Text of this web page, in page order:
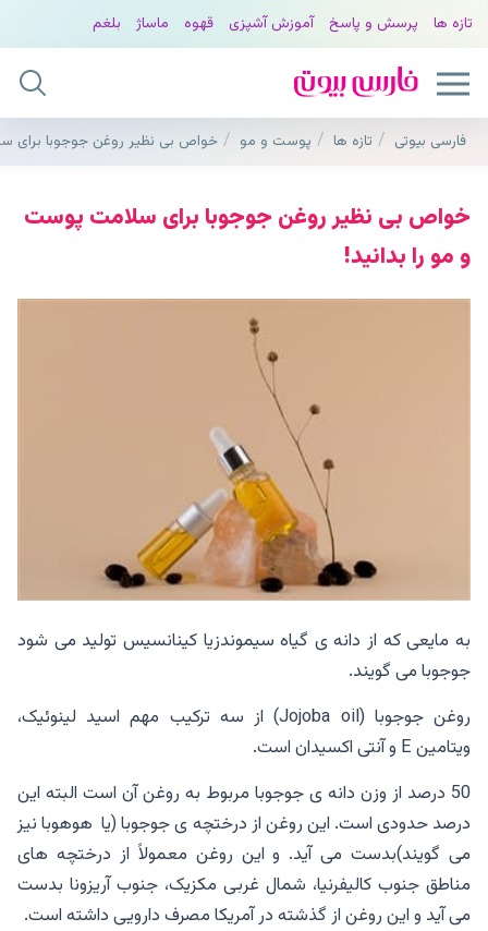
تازه ها پرسش و پاسخ آموزش آشپزی قهوه ماساژ بلغم
فارسی بیوتی تازه ها پوست و مو خواص بی نظیر روغن جوجوبا برای
خواص بی نظیر روغن جوجوبا برای سلامت پوست
و مو را بدانید!
به مایعی که از دانه ی گیاه سیموندزیا کینانسیس تولید می شود
جوجوبا می گویند.
روغن جوجوبا (Jojoba oil) از سه ترکیب مهم اسید لینوئیک،
ویتامین E و آنتی اکسیدان است.
50 درصد از وزن دانه ی جوجوبا مربوط به روغن آن است البته این
درصد حدودی است. این روغن از درختچه ی جوجوبا (یا هوهوبا نیز
می گویند)بدست می آید. و این روغن معمولاً از درختچه های
مناطق جنوب کالیفرنیا، شمال غربی مکزیک، جنوب آریزونا بدست
می آید و این روغن از گذشته در آمریکا مصرف دارویی داشته است.